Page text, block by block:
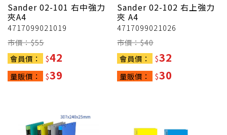
Sander 02-101 右中強力
夾A4
4717099021019
市價：$55
會員價：
$42
量販價： $39
Sander 02-102 右上強力
夾 A4
4717099021026
市價：$40
會員價：
$32
量販價： $30